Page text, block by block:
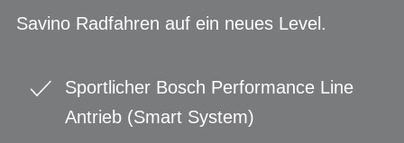
Savino Radfahren auf ein neues Level.
Sportlicher Bosch Performance Line
Antrieb (Smart System)